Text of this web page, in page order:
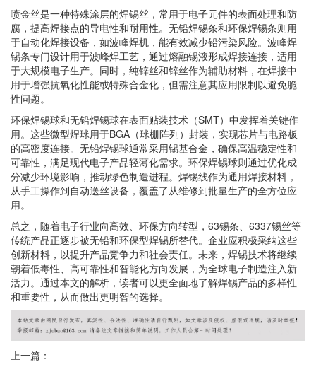
喷金丝是一种特殊涂层的焊锡丝，常用于电子元件的表面处理和防
腐，提高焊接点的导电性和耐用性。无铅焊锡条和环保焊锡条则用
于自动化焊接设备，如波峰焊机，能有效减少铅污染风险。波峰焊
锡条专门设计用于波峰焊工艺，通过熔融锡液形成焊接连接，适用
于大规模电子生产。同时，纯锌丝和锌丝作为辅助材料，在焊接中
用于增强抗氧化性能或特殊合金化，但需注意其应用限制以避免脆
性问题。
环保焊锡球和无铅焊锡球在表面贴装技术（SMT）中发挥着关键作
用。这些微型焊球用于BGA（球栅阵列）封装，实现芯片与电路板
的高密度连接。无铅焊锡球通常采用锡基合金，确保高温稳定性和
可靠性，满足现代电子产品轻薄化需求。环保焊锡球则通过优化成
分减少环境影响，推动绿色制造进程。焊锡线作为通用焊接材料，
从手工操作到自动送丝设备，覆盖了从维修到批量生产的全方位应
用。
总之，随着电子行业向高效、环保方向转型，63锡条、6337锡丝等
传统产品正逐步被无铅和环保型焊锡所替代。企业应积极采纳这些
创新材料，以提升产品竞争力和社会责任。未来，焊锡技术将继续
朝着低毒性、高可靠性和智能化方向发展，为全球电子制造注入新
活力。通过本文的解析，读者可以更全面地了解焊锡产品的多样性
和重要性，从而做出更明智的选择。
上一篇：